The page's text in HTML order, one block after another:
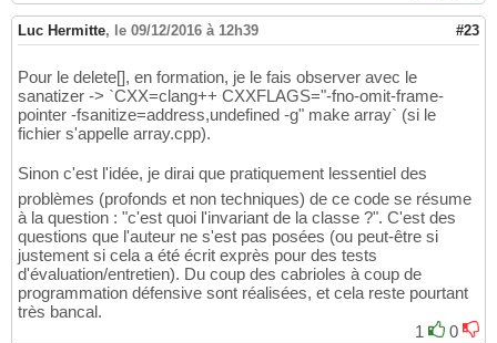
Luc Hermitte, le 09/12/2016 à 12h39 #23
Pour le delete[], en formation, je le fais observer avec le
sanatizer -> `CXX=clang++ CXXFLAGS="-fno-omit-frame-
pointer -fsanitize=address,undefined -g" make array` (si le
fichier s'appelle array.cpp).
Sinon c'est l'idée, je dirai que pratiquement lessentiel des
problèmes (profonds et non techniques) de ce code se résume
à la question : "c'est quoi l'invariant de la classe ?". C'est des
questions que l'auteur ne s'est pas posées (ou peut-être si
justement si cela a été écrit exprès pour des tests
d'évaluation/entretien). Du coup des cabrioles à coup de
programmation défensive sont réalisées, et cela reste pourtant
très bancal.
1
0